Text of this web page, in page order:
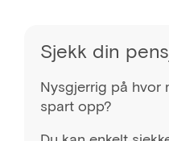
Sjekk din
Nysgjerrig på hvor
spart opp?